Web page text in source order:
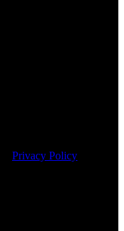
Privacy Policy